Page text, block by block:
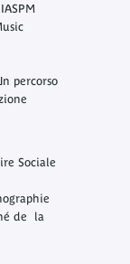
percorso
Sociale
de la